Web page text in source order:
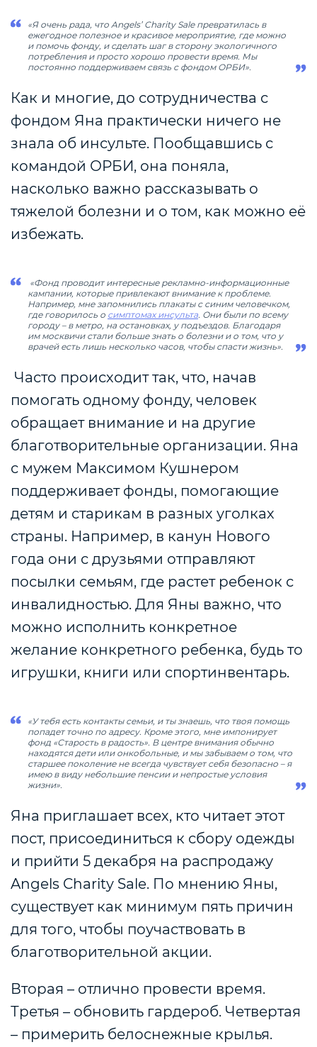
«Я очень рада, что Angels’ Charity Sale превратилась в
ежегодное полезное и красивое мероприятие, где можно
и помочь фонду, и сделать шаг в сторону экологичного
потребления и просто хорошо провести время. Мы
постоянно поддерживаем связь с фондом ОРБИ».
Как и многие, до сотрудничества с
фондом Яна практически ничего не
знала об инсульте. Пообщавшись с
командой ОРБИ, она поняла,
насколько важно рассказывать о
тяжелой болезни и о том, как можно её
избежать.
«Фонд проводит интересные рекламно-информационные
кампании, которые привлекают внимание к проблеме.
Например, мне запомнились плакаты с синим человечком,
где говорилось о симптомах инсульта. Они были по всему
городу – в метро, на остановках, у подъездов. Благодаря
им москвичи стали больше знать о болезни и о том, что у
врачей есть лишь несколько часов, чтобы спасти жизнь».
Часто происходит так, что, начав
помогать одному фонду, человек
обращает внимание и на другие
благотворительные организации. Яна
с мужем Максимом Кушнером
поддерживает фонды, помогающие
детям и старикам в разных уголках
страны. Например, в канун Нового
года они с друзьями отправляют
посылки семьям, где растет ребенок с
инвалидностью. Для Яны важно, что
можно исполнить конкретное
желание конкретного ребенка, будь то
игрушки, книги или спортинвентарь.
«У тебя есть контакты семьи, и ты знаешь, что твоя помощь
попадет точно по адресу. Кроме этого, мне импонирует
фонд «Старость в радость». В центре внимания обычно
находятся дети или онкобольные, и мы забываем о том, что
старшее поколение не всегда чувствует себя безопасно – я
имею в виду небольшие пенсии и непростые условия
жизни».
Яна приглашает всех, кто читает этот
пост, присоединиться к сбору одежды
и прийти 5 декабря на распродажу
Angels Charity Sale. По мнению Яны,
существует как минимум пять причин
для того, чтобы поучаствовать в
благотворительной акции.
Вторая – отлично провести время.
Третья – обновить гардероб. Четвертая
– примерить белоснежные крылья.